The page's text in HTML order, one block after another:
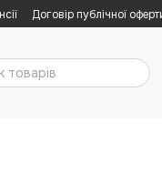
Договір публічної